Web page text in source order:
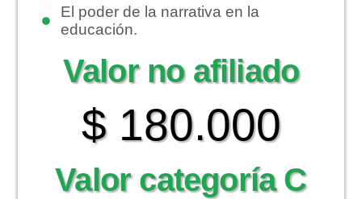
El poder de la narrativa en la
educación.
Valor no afiliado
$ 180.000
Valor categoría C